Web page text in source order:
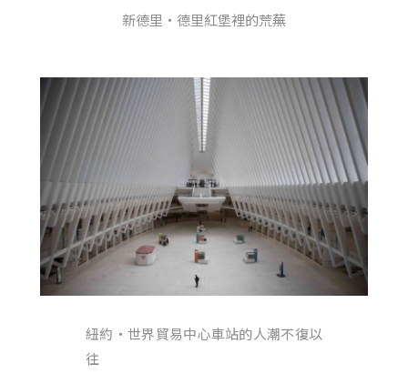
新德里・德里紅堡裡的荒蕪
紐約・世界貿易中心車站的人潮不復以
往